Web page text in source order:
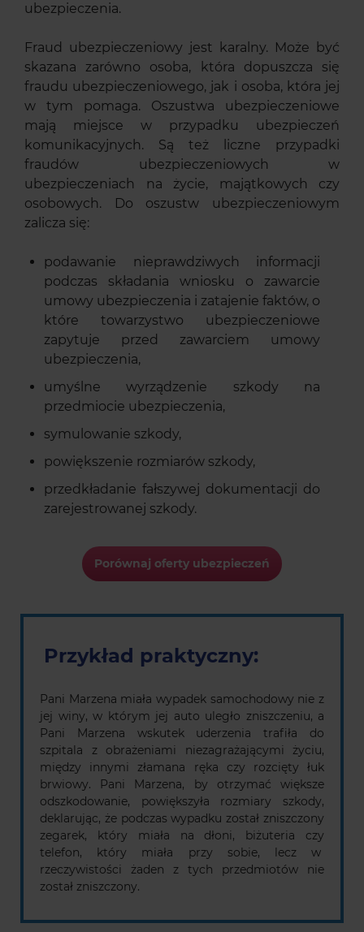
ubezpieczenia.
Fraud ubezpieczeniowy jest karalny. Może być
skazana zarówno osoba, która dopuszcza się
fraudu ubezpieczeniowego, jak i osoba, która jej
w tym pomaga. Oszustwa ubezpieczeniowe
mają miejsce w przypadku ubezpieczeń
komunikacyjnych. Są też liczne przypadki
fraudów ubezpieczeniowych w
ubezpieczeniach na życie, majątkowych czy
osobowych. Do oszustw ubezpieczeniowym
zalicza się:
podawanie nieprawdziwych informacji
podczas składania wniosku o zawarcie
umowy ubezpieczenia i zatajenie faktów, o
które towarzystwo ubezpieczeniowe
zapytuje przed zawarciem umowy
ubezpieczenia,
umyślne wyrządzenie szkody na
przedmiocie ubezpieczenia,
symulowanie szkody,
powiększenie rozmiarów szkody,
przedkładanie fałszywej dokumentacji do
zarejestrowanej szkody.
Porównaj oferty ubezpieczeń
Przykład praktyczny:
Pani Marzena miała wypadek samochodowy nie z
jej winy, w którym jej auto uległo zniszczeniu, a
Pani Marzena wskutek uderzenia trafiła do
szpitala z obrażeniami niezagrażającymi życiu,
między innymi złamana ręka czy rozcięty łuk
brwiowy. Pani Marzena, by otrzymać większe
odszkodowanie, powiększyła rozmiary szkody,
deklarując, że podczas wypadku został zniszczony
zegarek, który miała na dłoni, biżuteria czy
telefon, który miała przy sobie, lecz w
rzeczywistości żaden z tych przedmiotów nie
został zniszczony.